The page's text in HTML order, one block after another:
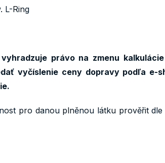
L-Ring
právo na zmenu
vyčíslenie ceny dopravy podľa e-
pro danou plněnou látku prověřit